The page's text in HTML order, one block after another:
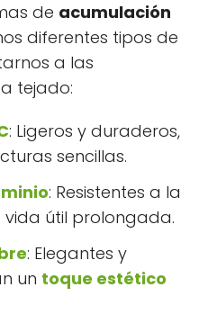
de acumulación
diferentes tipos de
a las
tejado:
: Ligeros y duraderos,
sencillas.
: Resistentes a la
vida útil prolongada.
: Elegantes y
un toque estético